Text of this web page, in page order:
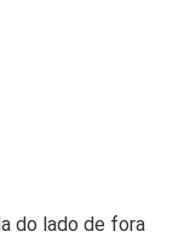
do lado de fora